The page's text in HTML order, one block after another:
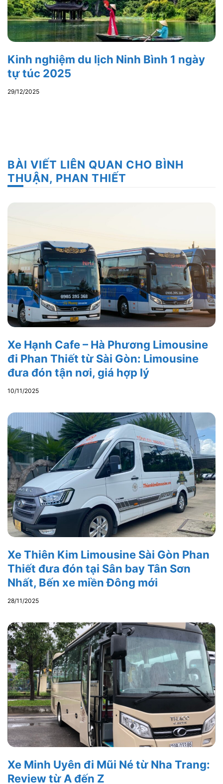
Kinh nghiệm du lịch Ninh Bình 1 ngày
tự túc 2025
29/12/2025
BÀI VIẾT LIÊN QUAN CHO BÌNH
THUẬN, PHAN THIẾT
Xe Hạnh Cafe – Hà Phương Limousine
đi Phan Thiết từ Sài Gòn: Limousine
đưa đón tận nơi, giá hợp lý
10/11/2025
Xe Thiên Kim Limousine Sài Gòn Phan
Thiết đưa đón tại Sân bay Tân Sơn
Nhất, Bến xe miền Đông mới
28/11/2025
Xe Minh Uyên đi Mũi Né từ Nha Trang:
Review từ A đến Z